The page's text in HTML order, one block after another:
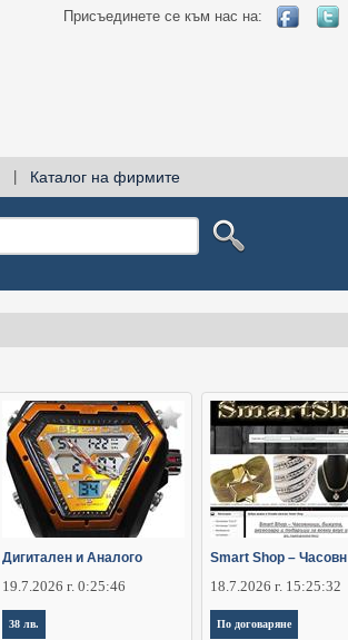
Присъединете се към нас на:
Каталог на фирмите
Дигитален и Аналого
19.7.2026 г. 0:25:46
38 лв.
Smart Shop – Часовн
18.7.2026 г. 15:25:32
По договаряне